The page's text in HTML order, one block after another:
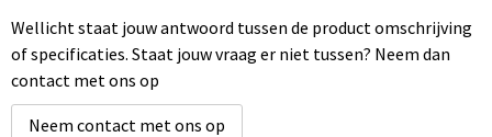
Wellicht staat jouw antwoord tussen de product omschrijving
of specificaties. Staat jouw vraag er niet tussen? Neem dan
contact met ons op
Neem contact met ons op